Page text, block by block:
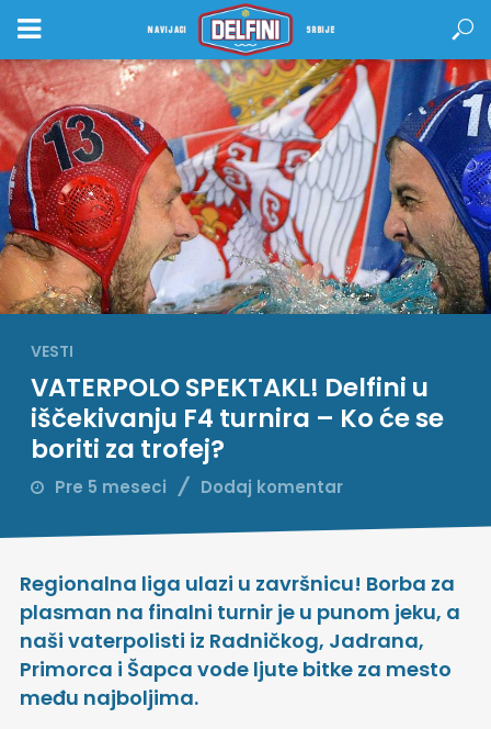
NAVIJACI SRBIJE
VESTI
VATERPOLO SPEKTAKL! Delfini u
iščekivanju F4 turnira – Ko će se
boriti za trofej?
Pre 5 meseci Dodaj komentar
Regionalna liga ulazi u završnicu! Borba za
plasman na finalni turnir je u punom jeku, a
naši vaterpolisti iz Radničkog, Jadrana,
Primorca i Šapca vode ljute bitke za mesto
među najboljima.